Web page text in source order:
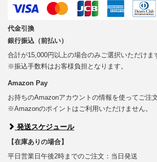
代金引換
銀行振込（前払い）
合計が15,000円以上の場合のみご選択いただけま
※振込手数料はお客様負担となります。
Amazon Pay
お持ちのAmazonアカウントの情報を使ってご注
※Amazonのポイントはご利用いただけません。
発送スケジュール
【在庫ありの場合】
平日営業日午後2時までのご注文：当日発送